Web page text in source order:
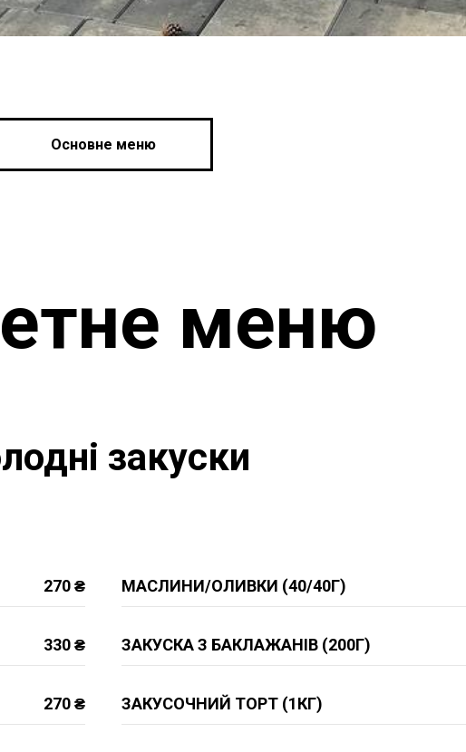
Основне меню
меню
закуски
270 ₴
330 ₴
270 ₴
МАСЛИНИ/ОЛИВКИ (40/40Г)
ЗАКУСКА З БАКЛАЖАНІВ (200Г)
ЗАКУСОЧНИЙ ТОРТ (1КГ)